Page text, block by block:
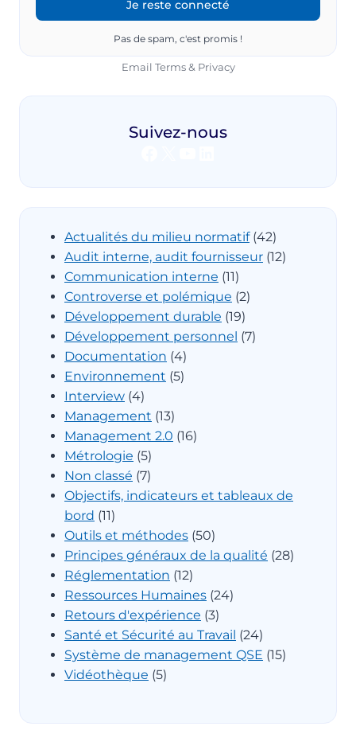
Pas de spam, c'est promis !
Email Terms& Privacy
Suivez-nous
Actualités du milieu normatif(42)
Audit interne, audit fournisseur (12)
Communication interne (11)
Controverse et polémique (2)
Développement durable (19)
Développement personnel (7)
Documentation (4)
Environnement (5)
Interview (4)
Management (13)
Management 2.0 (16)
Métrologie (5)
Non classé (7)
Objectifs, indicateurs et tableaux de
bord (11)
Outils et méthodes (50)
Principes généraux de la qualité (28)
Réglementation (12)
Ressources Humaines (24)
Retours d'expérience (3)
Santé et Sécurité au Travail (24)
Système de management QSE (15)
Vidéothèque (5)